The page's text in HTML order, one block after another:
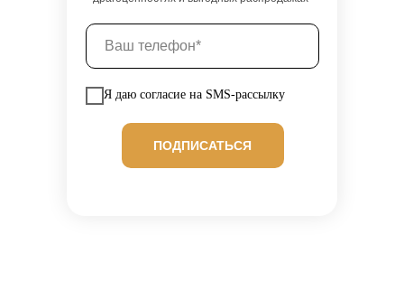
Я даю согласие на SMS-рассылку
ПОДПИСАТЬСЯ